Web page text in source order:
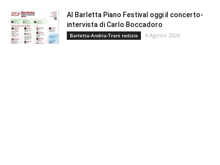
Al Barletta Piano Festival oggi il concerto-
intervista di Carlo Boccadoro
Barletta-Andria-Trani notizie 4 Agosto 2026